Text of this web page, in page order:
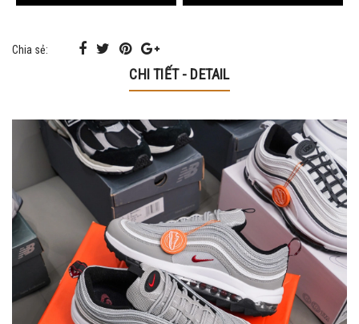
Chia sẻ:
CHI TIẾT - DETAIL